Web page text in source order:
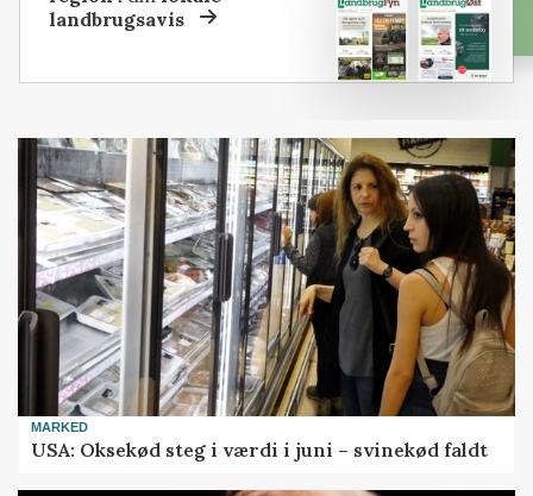
landbrugsavis
MARKED
USA: Oksekød steg i værdi i juni – svinekød faldt